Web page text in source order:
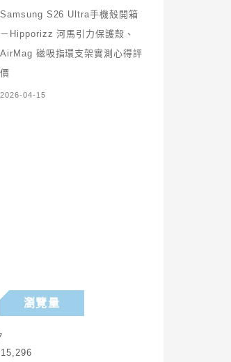
Samsung S26 Ultra手機殼開箱
－Hipporizz 河馬引力保護殼、
AirMag 磁吸指環支架實測心得評
價
2026-04-15
瀏覽量